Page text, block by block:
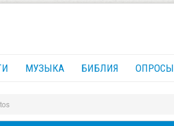
МУЗЫКА БИБЛИЯ ОПРОСЫ